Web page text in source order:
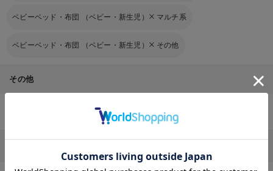
ベビーベッド・布団 （ベビー・新生児） マルチ系
ベビーベッド・布団 （ベビー・新生児） その他
その他
ベビー服・新生児服・ベビー用品のTOPページはこちら
お気に入り商品を確認する